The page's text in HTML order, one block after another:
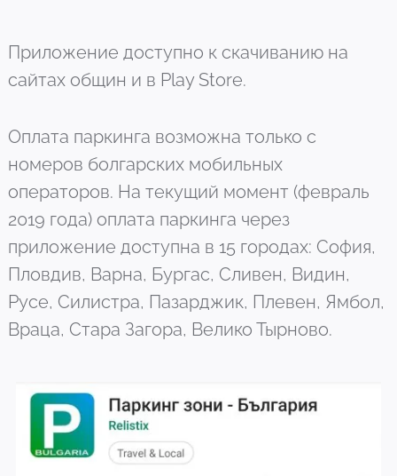
Приложение доступно к скачиванию на
сайтах общин и в Play Store.
Оплата паркинга возможна только с
номеров болгарских мобильных
операторов. На текущий момент (февраль
2019 года) оплата паркинга через
приложение доступна в 15 городах: София,
Пловдив, Варна, Бургас, Сливен, Видин,
Русе, Силистра, Пазарджик, Плевен, Ямбол,
Враца, Стара Загора, Велико Тырново.